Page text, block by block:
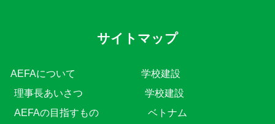
サイトマップ
AEFAについて
理事長あいさつ
AEFAの目指すもの
学校建設
学校建設
ベトナム